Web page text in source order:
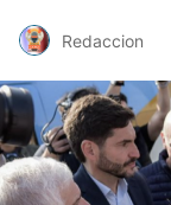
Redaccion